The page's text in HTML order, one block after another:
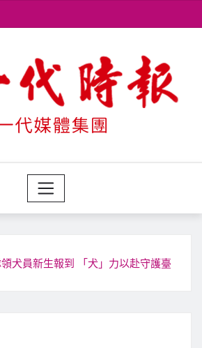
犬員新生報到 「犬」力以赴守護臺